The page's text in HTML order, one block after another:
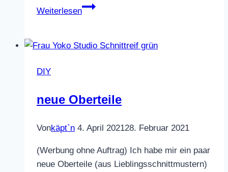
Weiterlesen
Stofftasche
DIY
neue Oberteile
Vonkäpt`n 4. April 202128. Februar 2021
(Werbung ohne Auftrag) Ich habe mir ein paar
neue Oberteile (aus Lieblingsschnittmustern)